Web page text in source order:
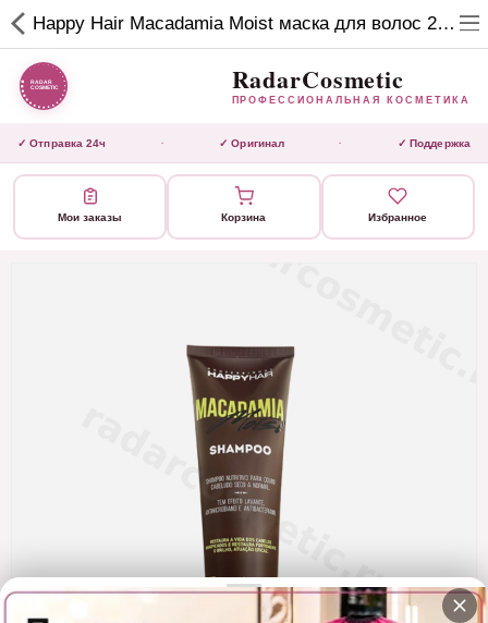
RadarCosmetic
КОСМЕТИКА
✕
Активаторы
Ботокс
Завершающие маски
Happy Hair Macadamia Moist маска для волос 250 мл
RadarCosmetic
ПРОФЕССИОНАЛЬНАЯ КОСМЕТИКА
✓ Отправка 24ч · ✓ Оригинал · ✓ Поддержка
Мои заказы Корзина Избранное